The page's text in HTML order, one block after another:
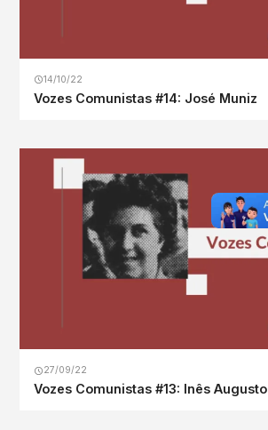
14/10/22
Vozes Comunistas #14: José Muniz
27/09/22
Vozes Comunistas #13: Inês Augusto